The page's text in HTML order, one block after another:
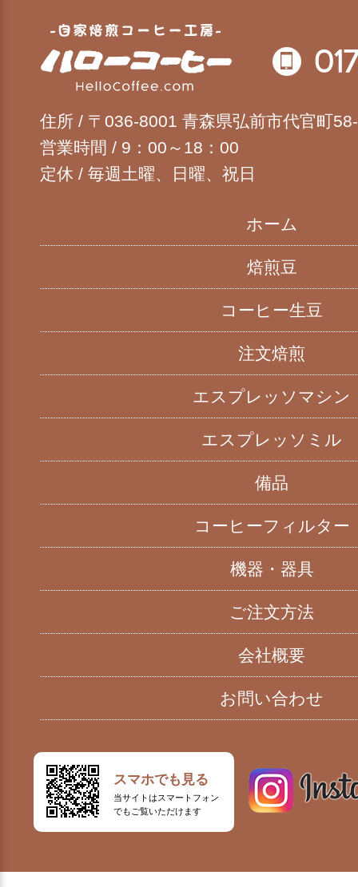
住所 / 〒036-8001 青森県弘前市代官町
営業時間 / 9：00～18：00
定休 / 毎週土曜、日曜、祝日
ホーム
焙煎豆
コーヒー生豆
注文焙煎
エスプレッソマシン
エスプレッソミル
備品
コーヒーフィルター
機器・器具
ご注文方法
会社概要
お問い合わせ
スマホでも見る
当サイトはスマートフォン
でもご覧いただけます